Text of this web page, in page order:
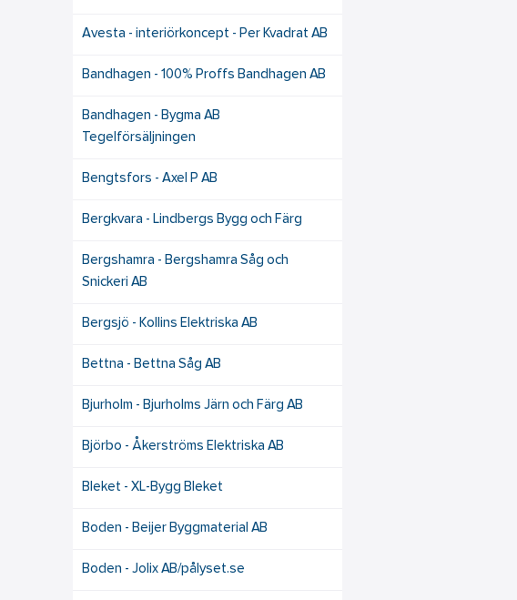
Avesta - interiörkoncept - Per Kvadrat AB
Bandhagen - 100% Proffs Bandhagen AB
Bandhagen - Bygma AB
Tegelförsäljningen
Bengtsfors - Axel P AB
Bergkvara - Lindbergs Bygg och Färg
Bergshamra - Bergshamra Såg och
Snickeri AB
Bergsjö - Kollins Elektriska AB
Bettna - Bettna Såg AB
Bjurholm - Bjurholms Järn och Färg AB
Björbo - Åkerströms Elektriska AB
Bleket - XL-Bygg Bleket
Boden - Beijer Byggmaterial AB
Boden - Jolix AB/pålyset.se